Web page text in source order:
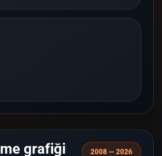
grafiği 2008 — 2026